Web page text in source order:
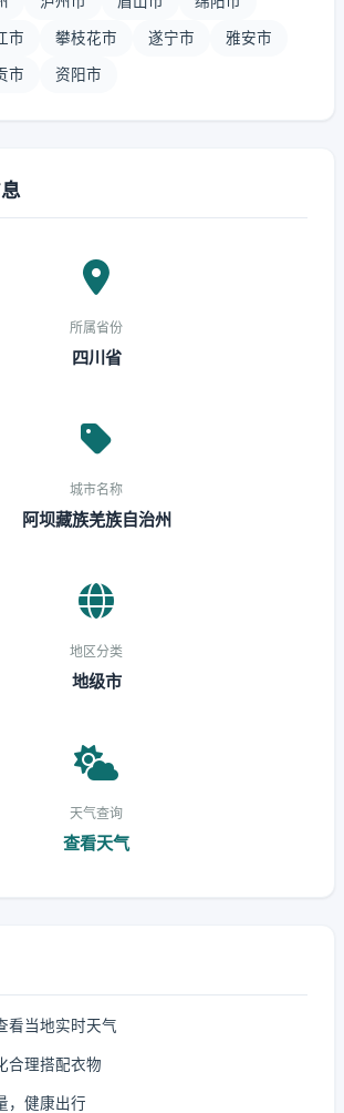
市 攀枝花市 遂宁市 雅安市
市 资阳市
所属省份
四川省
城市名称
阿坝藏族羌族自治州
地区分类
地级市
天气查询
查看天气
看当地实时天气
合理搭配衣物
，健康出行